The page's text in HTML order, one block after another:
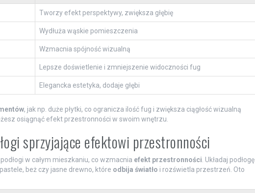
Tworzy efekt perspektywy, zwiększa głębię
Wydłuża wąskie pomieszczenia
Wzmacnia spójność wizualną
Lepsze doświetlenie i zmniejszenie widoczności fug
Elegancka estetyka, dodaje głębi
, jak np. duże płytki, co ogranicza ilość fug i zwiększa ciągłość wizualną
osiągnąć efekt przestronności w swoim wnętrzu.
sprzyjające efektowi przestronności
w całym mieszkaniu, co wzmacnia efekt przestronności . Układaj podłogę
beż czy jasne drewno, które odbija światło i rozświetla przestrzeń. Oto